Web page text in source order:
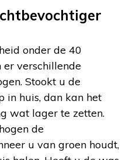
onder de 40
er verschillende
Stookt u de
in huis, dan kan het
wat lager te zetten.
de
u van groen houdt,